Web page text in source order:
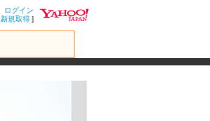
ログイン
新規取得 ]